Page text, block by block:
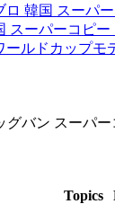
ロ 韓国 スーパ
スーパーコピー
ールドカップモ
グバン スーパー
Topics